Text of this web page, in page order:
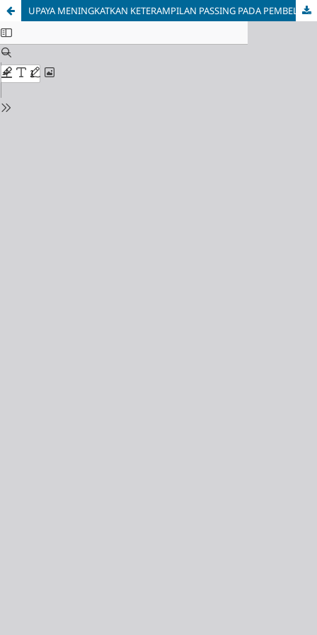
UPAYA MENINGKATKAN KETERAMPILAN PASSING PADA PEMBELAJARAN PERMAINAN BOLA BASKET MELALUI STRATEGI PEMBELAJARAN BERDEFERENSIASI SISWA SMK NEGERI 4 SEMARANG